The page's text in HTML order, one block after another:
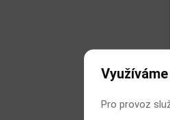
Pro provoz